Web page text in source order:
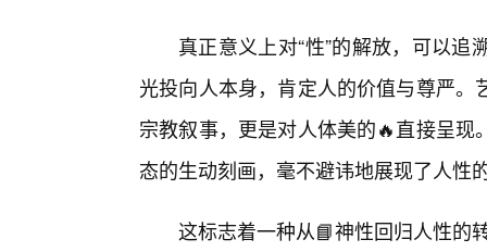
真正意义上对“性”的解放，可以
光投向人本身，肯定人的价值与尊严
宗教叙事，更是对人体美的🔥直接呈
态的生动刻画，毫不避讳地展现了人性
这标志着一种从📘神性回归人性的